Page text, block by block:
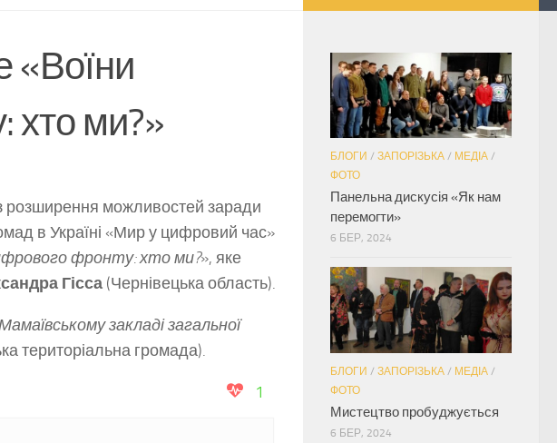
хто ми?»
розширення можливостей заради
в Україні «Мир у цифровий час»
фронту: хто ми?», яке
Гісса (Чернівецька область).
закладі загальної
територіальна громада).
1
БЛОГИ / ЗАПОРІЗЬКА / МЕДІА /
ФОТО
Панельна дискусія «Як нам
перемогти»
6 БЕР, 2024
БЛОГИ / ЗАПОРІЗЬКА / МЕДІА /
ФОТО
Мистецтво пробуджується
6 БЕР, 2024